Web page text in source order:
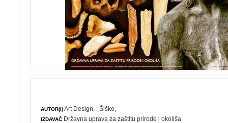
AUTOR(I)Art Design, ;Šiško,
IZDAVAČ Državna uprava za zaštitu prirode i okoliša